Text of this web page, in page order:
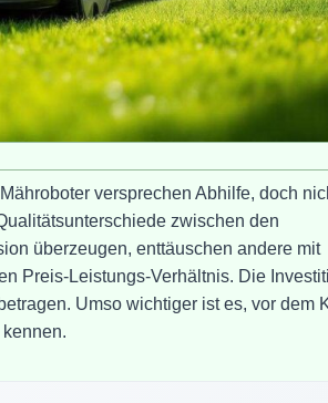
versprechen Abhilfe, doch
zwischen den
überzeugen, enttäuschen andere mit
Preis-Leistungs-Verhältnis. Die
Umso wichtiger ist es, vor dem